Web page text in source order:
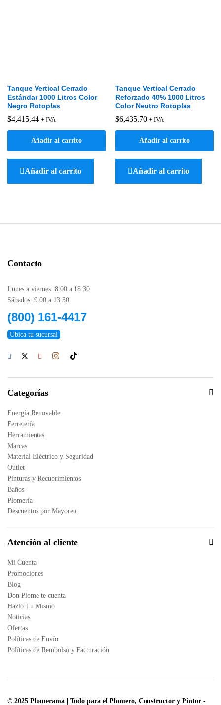
Tanque Vertical Cerrado
Estándar 1000 Litros Color
Negro Rotoplas
$4,415.44 + IVA
Añadir al carrito
Añadir al carrito
Tanque Vertical Cerrado
Reforzado 40% 1000 Litros
Color Neutro Rotoplas
$6,435.70 + IVA
Añadir al carrito
Añadir al carrito
Contacto
Lunes a viernes: 8:00 a 18:30
Sábados: 9:00 a 13:30
(800) 161-4417
Ubica tu sucursal
Categorías
Energía Renovable
Ferretería
Herramientas
Marcas
Material Eléctrico y Seguridad
Outlet
Pinturas y Recubrimientos
Baños
Plomería
Descuentos por Mayoreo
Atención al cliente
Mi Cuenta
Promociones
Blog
Don Plome te cuenta
Hazlo Tu Mismo
Noticias
Ofertas
Políticas de Envío
Políticas de Rembolso y Facturación
© 2025 Plomerama | Todo para el Plomero, Constructor y Pintor -